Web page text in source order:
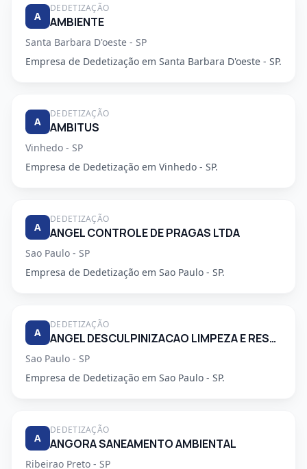
A
DEDETIZAÇÃO
AMBIENTE
Santa Barbara D'oeste - SP
Empresa de Dedetização em Santa Barbara D'oeste - SP.
A
DEDETIZAÇÃO
AMBITUS
Vinhedo - SP
Empresa de Dedetização em Vinhedo - SP.
A
DEDETIZAÇÃO
ANGEL CONTROLE DE PRAGAS LTDA
Sao Paulo - SP
Empresa de Dedetização em Sao Paulo - SP.
A
DEDETIZAÇÃO
ANGEL DESCULPINIZACAO LIMPEZA E RESTAURACAO DE CAIXAS DAGUA E CONTROLE DE PRAGAS LTDA
Sao Paulo - SP
Empresa de Dedetização em Sao Paulo - SP.
A
DEDETIZAÇÃO
ANGORA SANEAMENTO AMBIENTAL
Ribeirao Preto - SP